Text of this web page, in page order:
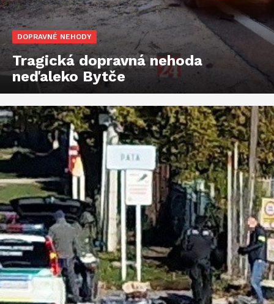
DOPRAVNÉ NEHODY
Tragická dopravná nehoda
neďaleko Bytče